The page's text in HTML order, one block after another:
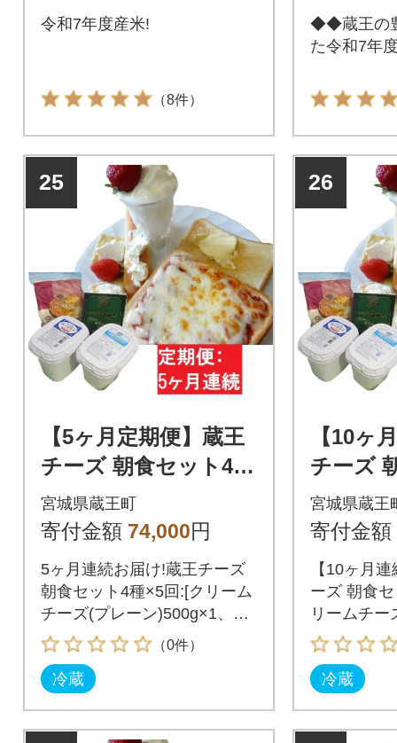
令和7年度産米!
（8件）
◆◆蔵王の
た令和7年
25
【5ヶ月定期便】蔵王
チーズ 朝食セット4
種/計1.35kg【04301-0
775】
宮城県蔵王町
寄付金額 74,000円
5ヶ月連続お届け!蔵王チーズ
朝食セット4種×5回:[クリーム
チーズ(プレーン)500g×1、蔵
王山麓バター170g×1、シュレ
ッドチーズ(モッツァレラ&ゴ
ーダ)180g×1、ヨーグルト(プ
（0件）
冷蔵
26
【10ヶ
チーズ
種/計
776】
宮城県蔵王
寄付金額
【10ヶ月
ーズ 朝食
リームチ
1、バター
ドチーズ(
ダ)180g×1
回
冷蔵